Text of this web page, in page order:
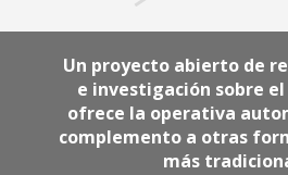
Un proyecto abierto de
e investigación sobre
ofrece la operativa
complemento a otras
más